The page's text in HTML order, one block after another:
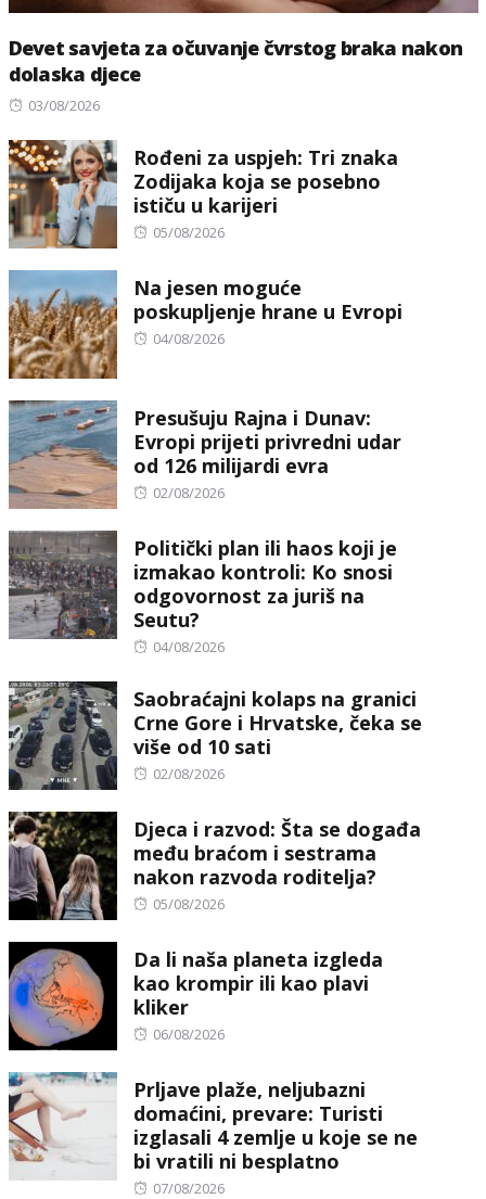
Devet savjeta za očuvanje čvrstog braka nakon
dolaska djece
Posted
03/08/2026
Rođeni za uspjeh: Tri znaka
Zodijaka koja se posebno
ističu u karijeri
Posted
05/08/2026
Na jesen moguće
poskupljenje hrane u Evropi
Posted
04/08/2026
Presušuju Rajna i Dunav:
Evropi prijeti privredni udar
od 126 milijardi evra
Posted
02/08/2026
Politički plan ili haos koji je
izmakao kontroli: Ko snosi
odgovornost za juriš na
Seutu?
Posted
04/08/2026
Saobraćajni kolaps na granici
Crne Gore i Hrvatske, čeka se
više od 10 sati
Posted
02/08/2026
Djeca i razvod: Šta se događa
među braćom i sestrama
nakon razvoda roditelja?
Posted
05/08/2026
Da li naša planeta izgleda
kao krompir ili kao plavi
kliker
Posted
06/08/2026
Prljave plaže, neljubazni
domaćini, prevare: Turisti
izglasali 4 zemlje u koje se ne
bi vratili ni besplatno
Posted
07/08/2026